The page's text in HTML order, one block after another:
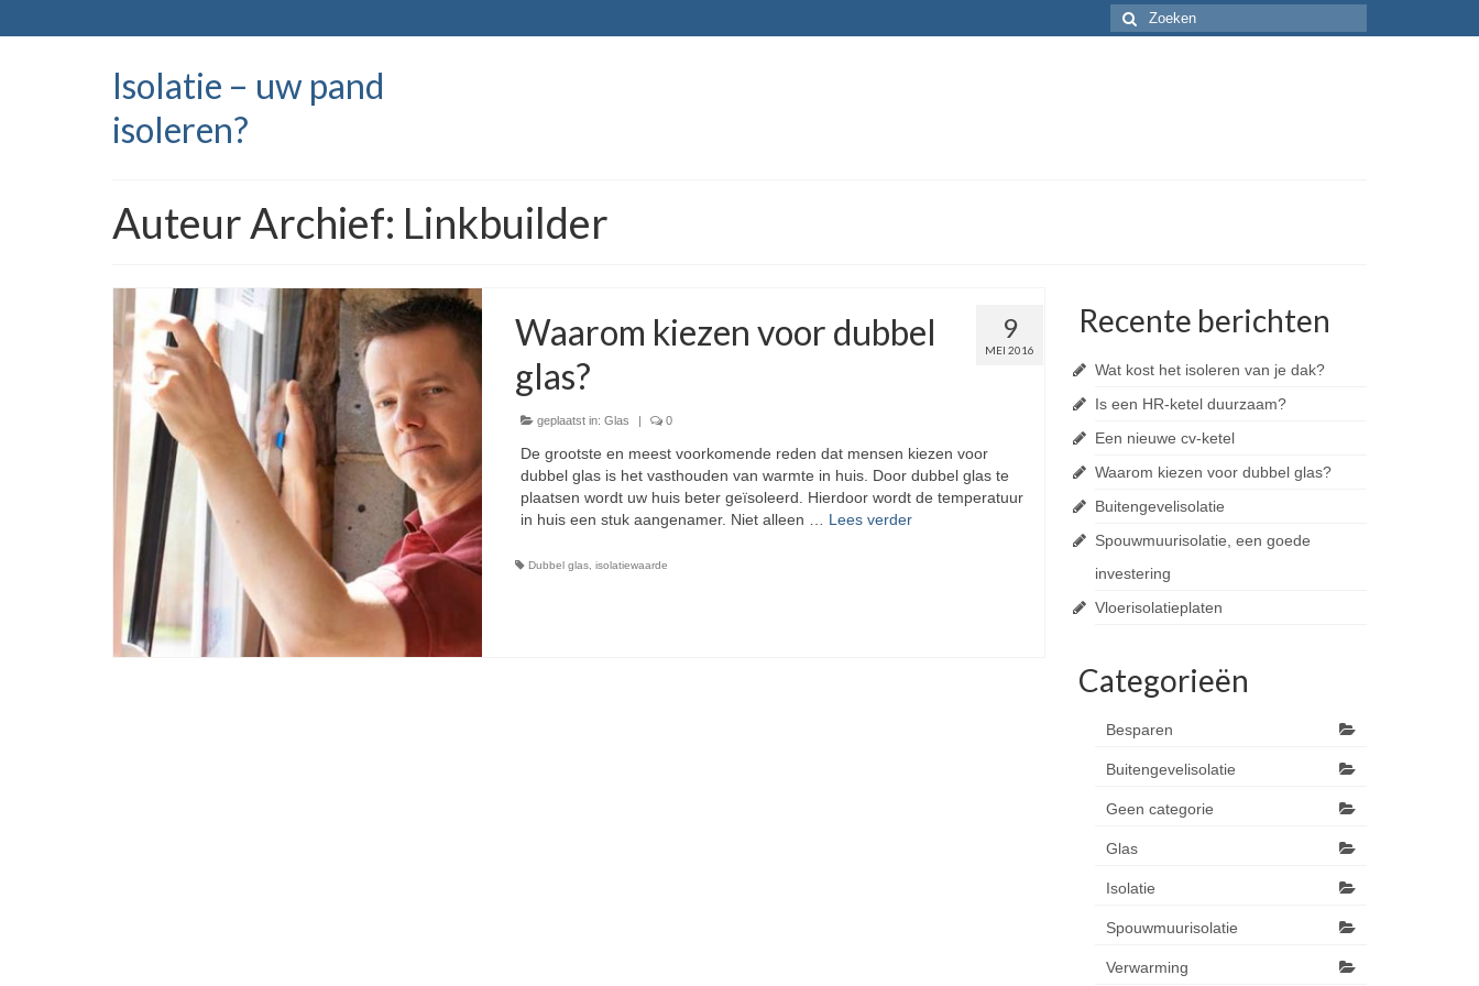
Isolatie – uw pand
isoleren?
Auteur Archief: Linkbuilder
9
MEI 2016
Waarom kiezen voor dubbel
glas?
geplaatst in: Glas | 0
De grootste en meest voorkomende reden dat mensen kiezen voor
dubbel glas is het vasthouden van warmte in huis. Door dubbel glas te
plaatsen wordt uw huis beter geïsoleerd. Hierdoor wordt de temperatuur
in huis een stuk aangenamer. Niet alleen … Lees verder
Dubbel glas, isolatiewaarde
Recente berichten
Wat kost het isoleren van je dak?
Is een HR-ketel duurzaam?
Een nieuwe cv-ketel
Waarom kiezen voor dubbel glas?
Buitengevelisolatie
Spouwmuurisolatie, een goede
investering
Vloerisolatieplaten
Categorieën
Besparen
Buitengevelisolatie
Geen categorie
Glas
Isolatie
Spouwmuurisolatie
Verwarming